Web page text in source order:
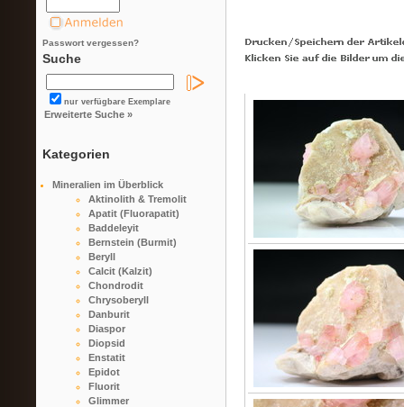
Passwort vergessen?
Suche
nur verfügbare Exemplare
Erweiterte Suche »
Kategorien
Mineralien im Überblick
Aktinolith & Tremolit
Apatit (Fluorapatit)
Baddeleyit
Bernstein (Burmit)
Beryll
Calcit (Kalzit)
Chondrodit
Chrysoberyll
Danburit
Diaspor
Diopsid
Enstatit
Epidot
Fluorit
Glimmer